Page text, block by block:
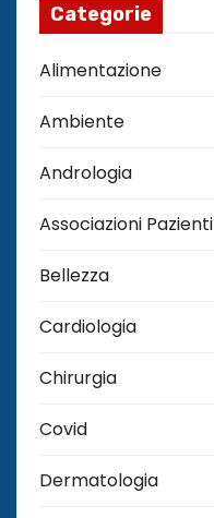
Categorie
Alimentazione
Ambiente
Andrologia
Associazioni Pazienti
Bellezza
Cardiologia
Chirurgia
Covid
Dermatologia